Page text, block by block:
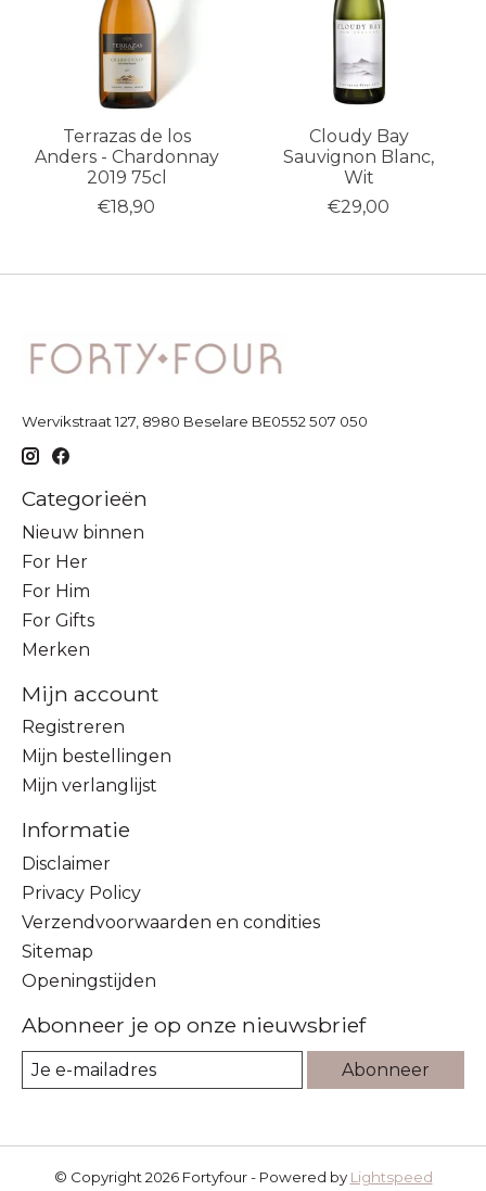
Terrazas de los
Anders - Chardonnay
2019 75cl
€18,90
Cloudy Bay
Sauvignon Blanc,
Wit
€29,00
Wervikstraat 127, 8980 Beselare BE0552 507 050
Categorieën
Nieuw binnen
For Her
For Him
For Gifts
Merken
Mijn account
Registreren
Mijn bestellingen
Mijn verlanglijst
Informatie
Disclaimer
Privacy Policy
Verzendvoorwaarden en condities
Sitemap
Openingstijden
Abonneer je op onze nieuwsbrief
Abonneer
© Copyright 2026 Fortyfour - Powered by Lightspeed